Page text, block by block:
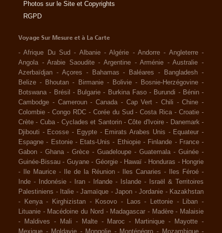
Photos sur le Site et Copyrights
RGPD
Voyage Sur Mesure et à La Carte
-Afrique Du Sud - Albanie -Algérie -Andorre - Angleterre -
Angola -Arabie Saoudite -Argentine -Arménie -Australie -
Azerbaïdjan - Açores - Bahamas - Baléares - Bangladesh -
Belize - Bhoutan - Birmanie - Bolivie - Bosnie-Herzégovine -
Botswana - Brésil - Bulgarie - Burkina Faso - Burundi - Bénin -
Cambodge - Cameroun - Canada - Cap Vert - Chili -Chine -
Colombie - Congo RDC - Corée du Sud -Costa Rica -Croatie -
Crète - Cuba - Cyclades et Santorin -Côte d'Ivoire - Danemark -
Djibouti - Ecosse - Egypte - Emirats Arabes Unis - Equateur -
Espagne - Estonie - Etats-Unis - Ethiopie - Finlande - France -
Gabon - Ghana - Grèce - Guadeloupe - Guatemala - Guinée -
Guinée-Bissau - Guyane - Géorgie - Hawaï - Honduras - Hongrie
-
Ile Maurice - Ile de la Réunion - Iles Canaries - Iles Féroé -
Inde - Indonésie - Iran - Irlande - Islande -
Israël & Territoires
Palestiniens - Italie - Jamaïque - Japon - Jordanie - Kazakhstan
-
Kenya - Kirghizistan - Kosovo - Laos - Lettonie - Liban -
Lituanie - Macédoine du Nord - Madagascar - Madère - Malaisie
-
Maldives - Mali - Malte - Maroc - Martinique - Mayotte -
Mexique - Moldavie - Mongolie - Monténégro - Mozambique -